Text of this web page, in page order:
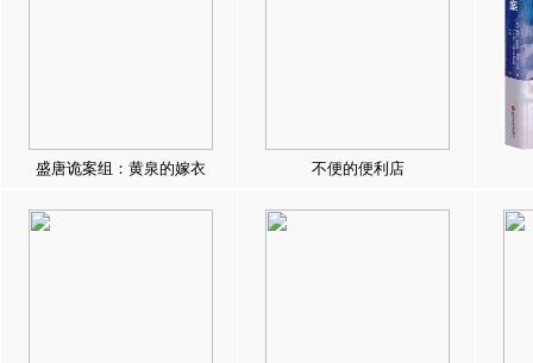
盛唐诡案组：黄泉的嫁衣 不便的便利店